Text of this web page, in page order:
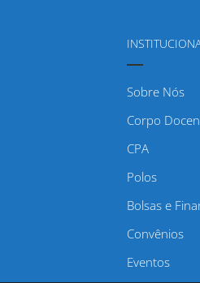
Sobre Nós
Corpo
CPA
Polos
Bolsas e
Convênios
Eventos